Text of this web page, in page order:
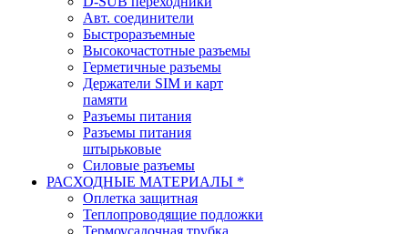
Авт. соединители
Быстроразъемные
Высокочастотные разъемы
Герметичные разъемы
Держатели SIM и карт
памяти
Разъемы питания
Разъемы питания
штырьковые
Силовые разъемы
РАСХОДНЫЕ МАТЕРИАЛЫ *
Оплетка защитная
Теплопроводящие подложки
Термоусадочная трубка